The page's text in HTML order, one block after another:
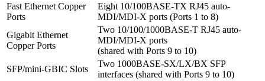
Fast Ethernet Copper
Ports
Eight 10/100BASE-TX RJ45 auto-
MDI/MDI-X ports (Ports 1 to 8)
Gigabit Ethernet
Copper Ports
Two 10/100/1000BASE-T RJ45 auto-
MDI/MDI-X ports
(shared with Ports 9 to 10)
SFP/mini-GBIC Slots
Two 1000BASE-SX/LX/BX SFP
interfaces (shared with Ports 9 to 10)